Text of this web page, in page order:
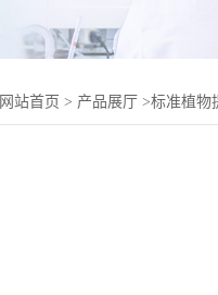
网站首页 > 产品展厅 >标准植物